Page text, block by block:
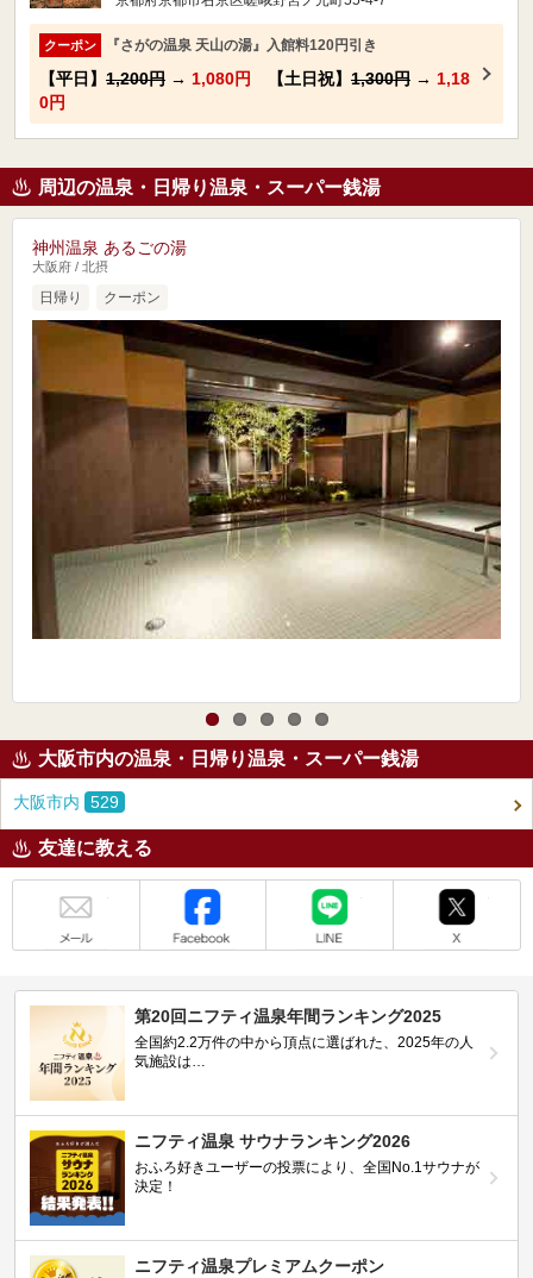
クーポン 『さがの温泉 天山の湯』入館料120円引き
【平日】 1,200円 → 1,080円 【土日祝】 1,300円 → 1,18
0円
周辺の温泉・日帰り温泉・スーパー銭湯
神州温泉 あるごの湯
大阪府 / 北摂
日帰り クーポン
大阪市内の温泉・日帰り温泉・スーパー銭湯
大阪市内 529
友達に教える
第20回ニフティ温泉年間ランキング2025
全国約2.2万件の中から頂点に選ばれた、2025年の人
気施設は…
ニフティ温泉 サウナランキング2026
おふろ好きユーザーの投票により、全国No.1サウナが
決定！
ニフティ温泉プレミアムクーポン